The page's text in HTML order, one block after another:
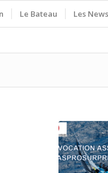
Le Bateau Les News